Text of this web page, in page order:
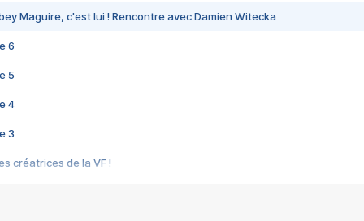
Maguire, c'est lui ! Rencontre avec Damien Witecka
6
5
4
3
créatrices de la VF !